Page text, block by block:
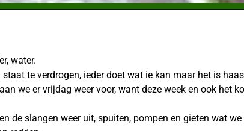
water.
staat te verdrogen, ieder doet wat ie kan maar het is
we er vrijdag weer voor, want deze week en ook het
de slangen weer uit, spuiten, pompen en gieten wat